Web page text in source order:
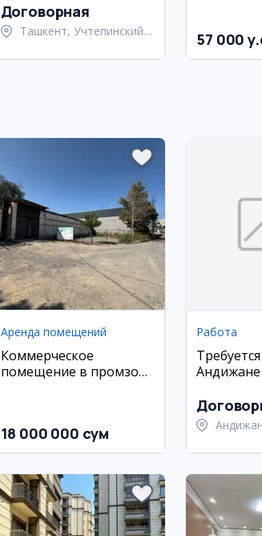
Договорная
Ташкент, Учтепинский
57 000
Аренда помещений
Коммерческое
помещение в промзоне
18 000 000 сум
Работа
Андижане